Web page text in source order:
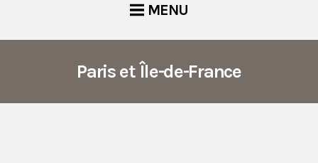
MENU
Paris et Île-de-France